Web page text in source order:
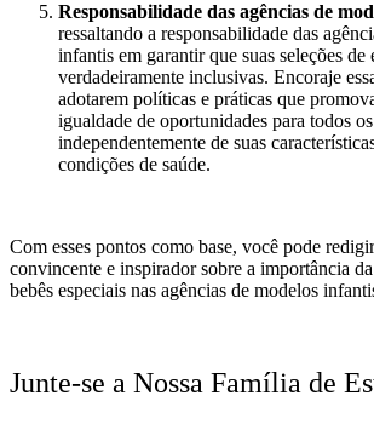
Responsabilidade das agências de
ressaltando a responsabilidade das
infantis em garantir que suas seleções de
verdadeiramente inclusivas. Encoraje
adotarem políticas e práticas que
igualdade de oportunidades para todos
independentemente de suas
condições de saúde.
Com esses pontos como base, você pode
convincente e inspirador sobre a importância
bebês especiais nas agências de modelos
Junte-se a Nossa Família de